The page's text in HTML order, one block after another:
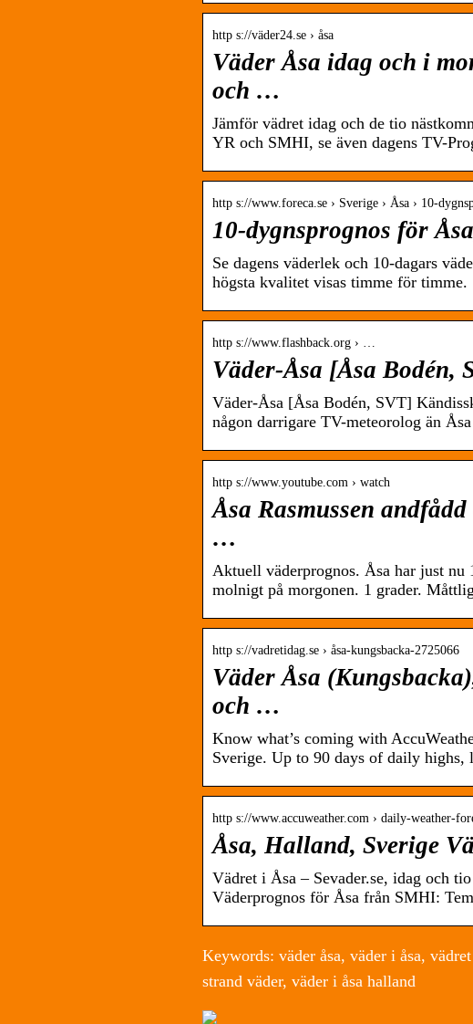
http s://väder24.se › åsa
Väder Åsa idag och i
och …
Jämför vädret idag och de tio
YR och SMHI, se även dagens TV-
http s://www.foreca.se › Sverige › Åsa › 10-
10-dygnsprognos för
Se dagens väderlek och 10-dagars
högsta kvalitet visas timme för timme.
http s://www.flashback.org › …
Väder-Åsa [Åsa Bodén,
Väder-Åsa [Åsa Bodén, SVT]
någon darrigare TV-meteorolog än
http s://www.youtube.com › watch
Åsa Rasmussen
…
Aktuell väderprognos. Åsa har just
molnigt på morgonen. 1 grader.
http s://vadretidag.se › åsa-kungsbacka-2725066
Väder Åsa
och …
Know what’s coming with
Sverige. Up to 90 days of daily highs,
http s://www.accuweather.com › daily-weather-
Åsa, Halland, Sverige
Vädret i Åsa – Sevader.se, idag och
Väderprognos för Åsa från SMHI:
Keywords: väder åsa, väder i åsa,
strand väder, väder i åsa halland